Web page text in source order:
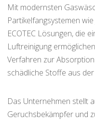
Mit modernsten
Partikelfangsystemen
ECOTEC Lösungen, die
Luftreinigung
Verfahren zur
schädliche Stoffe aus
Das Unternehmen stellt
Geruchsbekämpfer und